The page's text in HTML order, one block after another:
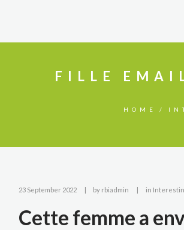
FILLE
HOME
23 September 2022 by rbiadmin in
Cette femme a